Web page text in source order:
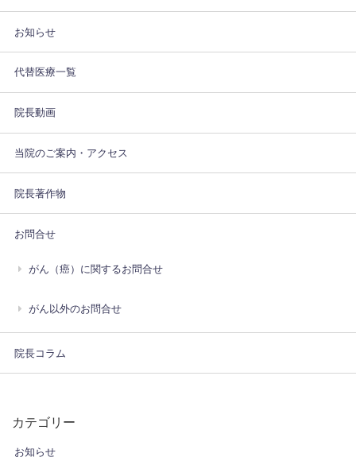
お知らせ
代替医療一覧
院長動画
当院のご案内・アクセス
院長著作物
お問合せ
がん（癌）に関するお問合せ
がん以外のお問合せ
院長コラム
カテゴリー
お知らせ